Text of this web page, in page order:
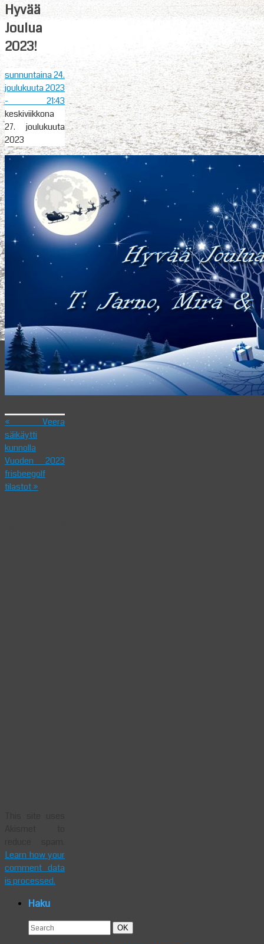
Hyvää
Joulua
2023!
sunnuntaina 24.
joulukuuta 2023
- 21:43
keskiviikkona
27. joulukuuta
2023
« Veera
säikäytti
kunnolla
Vuoden 2023
frisbeegolf
tilastot»
Learn how your
comment data
is processed.
Haku
Search
for:
Search
OK